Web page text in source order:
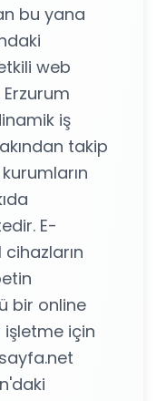
bu yana
web
iş
takip
E-
bir online
işletme için